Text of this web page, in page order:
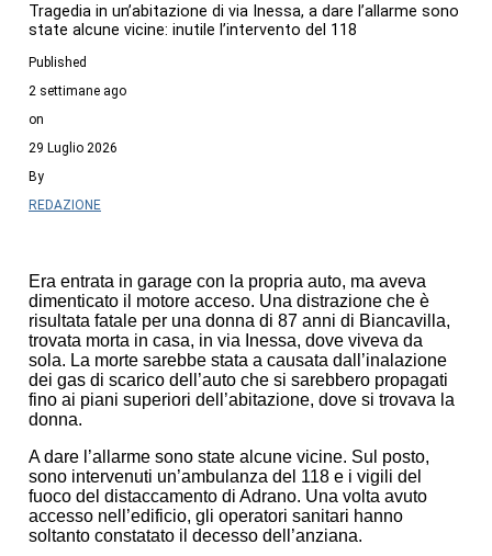
Tragedia in un’abitazione di via Inessa, a dare l’allarme sono
state alcune vicine: inutile l’intervento del 118
Published
2 settimane ago
on
29 Luglio 2026
By
REDAZIONE
Era entrata in garage con la propria auto, ma aveva
dimenticato il motore acceso. Una distrazione che è
risultata fatale per una donna di 87 anni di Biancavilla,
trovata morta in casa, in via Inessa, dove viveva da
sola. La morte sarebbe stata a causata dall’inalazione
dei gas di scarico dell’auto che si sarebbero propagati
fino ai piani superiori dell’abitazione, dove si trovava la
donna.
A dare l’allarme sono state alcune vicine. Sul posto,
sono intervenuti un’ambulanza del 118 e i vigili del
fuoco del distaccamento di Adrano. Una volta avuto
accesso nell’edificio, gli operatori sanitari hanno
soltanto constatato il decesso dell’anziana.